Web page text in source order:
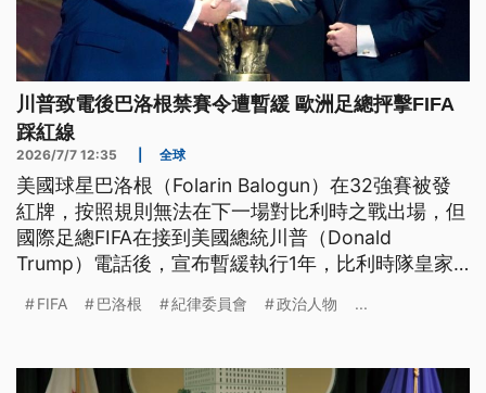
川普致電後巴洛根禁賽令遭暫緩 歐洲足總抨擊FIFA
踩紅線
2026/7/7 12:35 全球
美國球星巴洛根（Folarin Balogun）在32強賽被發
紅牌，按照規則無法在下一場對比利時之戰出場，但
國際足總FIFA在接到美國總統川普（Donald
Trump）電話後，宣布暫緩執行1年，比利時隊皇家
國際對於政治干預的批評還在發酵。
FIFA 巴洛根 紀律委員會 政治人物 ...